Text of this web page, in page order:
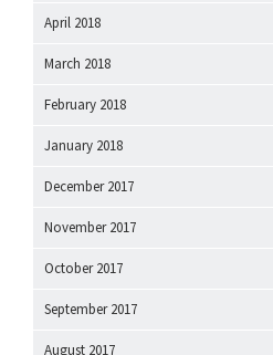
April 2018
March 2018
February 2018
January 2018
December 2017
November 2017
October 2017
September 2017
August 2017